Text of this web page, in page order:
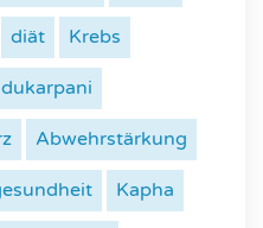
diät Krebs
Abwehrstärkung
Kapha